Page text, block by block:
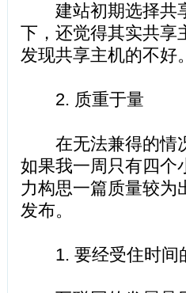
建站初期选择共享
下，还觉得其实共享
发现共享主机的不好。
2. 质重于量
在无法兼得的情况
如果我一周只有四个
力构思一篇质量较为
发布。
1. 要经受住时间